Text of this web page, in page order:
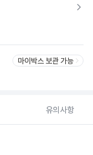
마이박스 보관 가능
유의사항